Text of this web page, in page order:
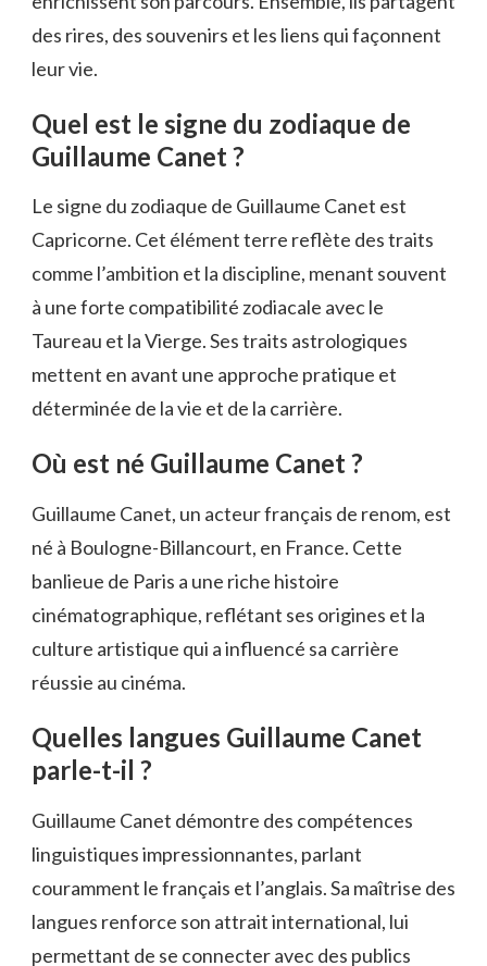
des rires, des souvenirs et les liens qui façonnent
leur vie.
Quel est le signe du zodiaque de
Guillaume Canet ?
Le signe du zodiaque de Guillaume Canet est
Capricorne. Cet élément terre reflète des traits
comme l’ambition et la discipline, menant souvent
à une forte compatibilité zodiacale avec le
Taureau et la Vierge. Ses traits astrologiques
mettent en avant une approche pratique et
déterminée de la vie et de la carrière.
Où est né Guillaume Canet ?
Guillaume Canet, un acteur français de renom, est
né à Boulogne-Billancourt, en France. Cette
banlieue de Paris a une riche histoire
cinématographique, reflétant ses origines et la
culture artistique qui a influencé sa carrière
réussie au cinéma.
Quelles langues Guillaume Canet
parle-t-il ?
Guillaume Canet démontre des compétences
linguistiques impressionnantes, parlant
couramment le français et l’anglais. Sa maîtrise des
langues renforce son attrait international, lui
permettant de se connecter avec des publics